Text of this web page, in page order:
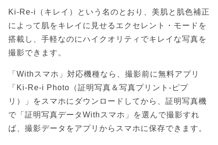
Ki-Re-i（キレイ）という名のとおり、美肌と肌色補正
によって肌をキレイに見せるエクセレント・モードを
搭載し、手軽なのにハイクオリティでキレイな写真を
撮影できます。
「Withスマホ」対応機種なら、撮影前に無料アプリ
「Ki-Re-i Photo（証明写真＆写真プリント-ピプ
リ）」をスマホにダウンロードしてから、証明写真機
で「証明写真データWithスマホ」を選んで撮影すれ
ば、撮影データをアプリからスマホに保存できます。